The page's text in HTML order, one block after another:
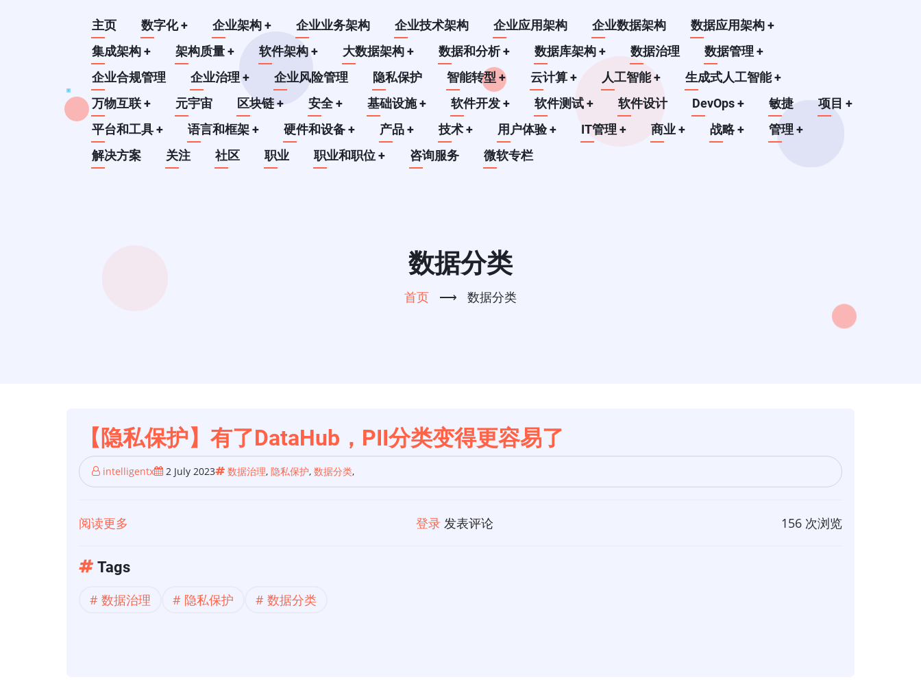
Main
navigation
主页 数字化+ 企业架构+ 企业业务架构 企业技术架构 企业应用架构 企业数据架构 数据应用架构+
集成架构+ 架构质量+ 软件架构+ 大数据架构+ 数据和分析+ 数据库架构+ 数据治理 数据管理+
企业合规管理
企业治理+ 企业风险管理 隐私保护 智能转型+ 云计算+ 人工智能+ 生成式人工智能+
万物互联+ 元宇宙 区块链+ 安全+ 基础设施+ 软件开发+ 软件测试+ 软件设计 DevOps+ 敏捷 项目+
平台和工具+ 语言和框架+ 硬件和设备+ 产品+ 技术+ 用户体验+ IT管理+ 商业+ 战略+ 管理+
解决方案
关注 社区 职业 职业和职位+ 咨询服务 微软专栏
数据分类
首页 ⟶ 数据分类
【隐私保护】有了DataHub，PII分类变得更容易了
intelligentx 2 July 2023 数据治理, 隐私保护, 数据分类,
阅读更多
【隐
保
登录 发表评论 156 次浏览
Tags
数据治理 隐私保护 数据分类